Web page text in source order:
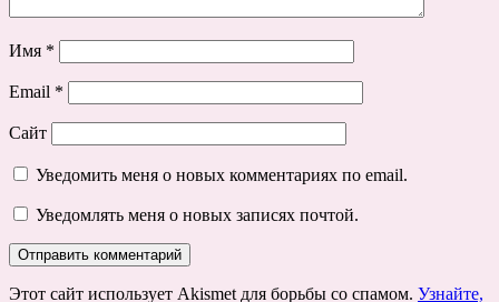
Имя *
Email *
Сайт
Уведомить меня о новых комментариях по email.
Уведомлять меня о новых записях почтой.
Этот сайт использует Akismet для борьбы со спамом. Узнайте,